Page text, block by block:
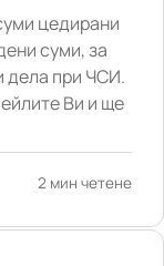
цедирани
суми, за
дела при ЧСИ.
Ви и ще
2 мин четене